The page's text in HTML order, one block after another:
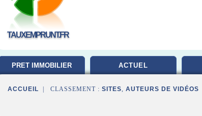
TAUXEMPRUNT.FR
PRET IMMOBILIER ACTUEL
ACCUEIL | CLASSEMENT : SITES, AUTEURS DE VIDÉOS